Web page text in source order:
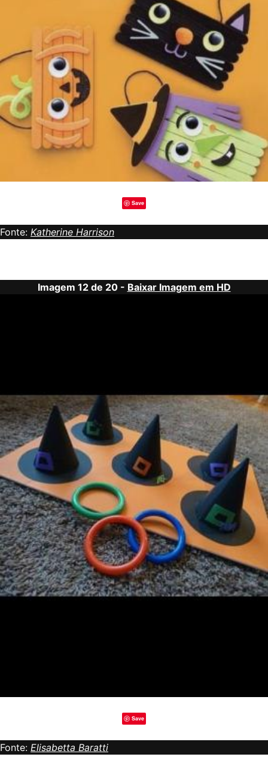
Save
Fonte: Katherine Harrison
Imagem 12 de 20 - Baixar Imagem em HD
Save
Fonte: Elisabetta Baratti